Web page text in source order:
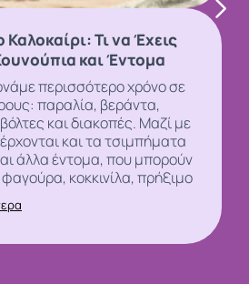
Τι να Έχεις
και Έντομα
περισσότερο χρόνο σε
παραλία, βεράντα,
και διακοπές. Μαζί με
και τα τσιμπήματα
άλλα έντομα, που μπορούν
κοκκινίλα, πρήξιμο